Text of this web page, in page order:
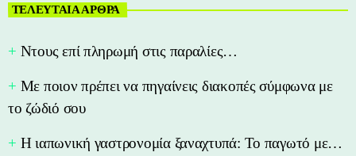
ΤΕΛΕΥΤΑΙΑ ΑΡΘΡΑ
Nτους επί πληρωμή στις παραλίες…
Με ποιον πρέπει να πηγαίνεις διακοπές σύμφωνα με
το ζώδιό σου
Η ιαπωνική γαστρονομία ξαναχτυπά: Το παγωτό με…